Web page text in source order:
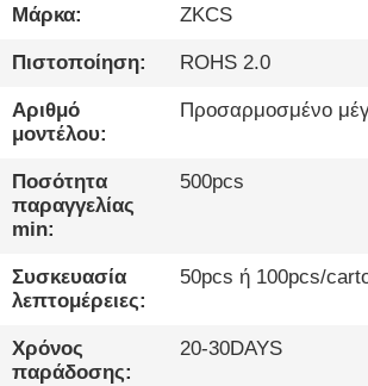
ΞΕΝΆΓΗΣΗ
ΣΤΟ
ΕΡΓΟΣΤΆΣΙΟ
ΠΟΙΟΤΙΚΌΣ
ΈΛΕΓΧΟΣ
ΕΠΙΚΟΙΝΩΝΉΣΤΕ
ΜΑΖΊ
Μάρκα: ZKCS
Πιστοποίηση: ROHS 2.0
Αριθμό
μοντέλου:
Προσαρμοσμένο
Ποσότητα
παραγγελίας
min:
500pcs
Συσκευασία
λεπτομέρειες:
50pcs ή 100pcs/
Χρόνος
παράδοσης:
20-30DAYS